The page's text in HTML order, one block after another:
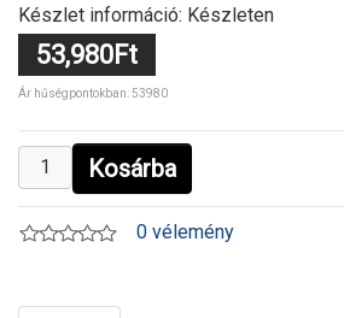
Készlet információ: Készleten
53,980Ft
Ár hűségpontokban: 53980
Kosárba
0 vélemény